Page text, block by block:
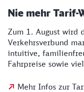
Nie mehr Tarif-
Zum 1. August wird
Verkehrsverbund
intuitive,
Fahrpreise sowie
Mehr Infos zur